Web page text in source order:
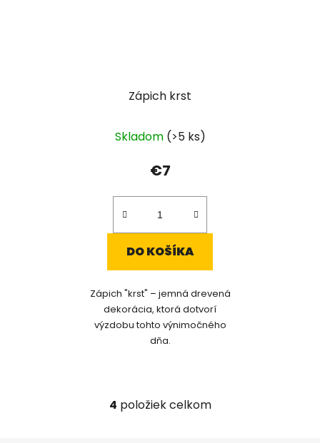
Zápich krst
Skladom (>5 ks)
€7
DO KOŠÍKA
Zápich "krst" – jemná drevená
dekorácia, ktorá dotvorí
výzdobu tohto výnimočného
dňa.
O
4 položiek celkom